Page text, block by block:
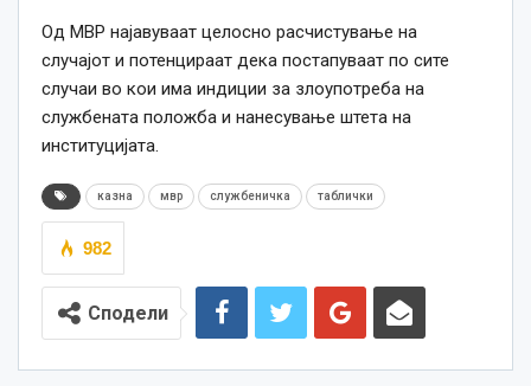
Од МВР најавуваат целосно расчистување на
случајот и потенцираат дека постапуваат по сите
случаи во кои има индиции за злоупотреба на
службената положба и нанесување штета на
институцијата.
казна мвр службеничка таблички
982
Сподели